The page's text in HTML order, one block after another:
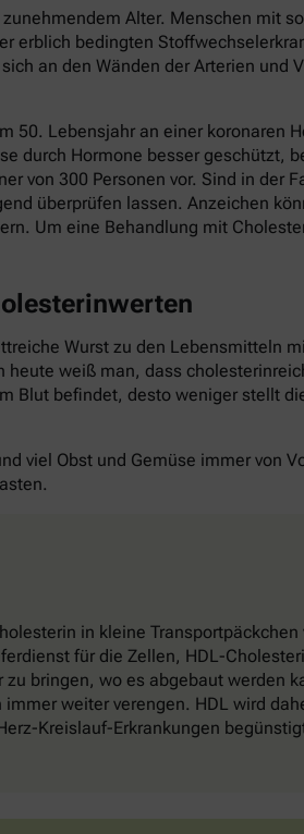
Alter. Menschen mit
erblich bedingten
an den Wänden der Arterien
50. Lebensjahr an einer koronaren
durch Hormone besser geschützt,
von 300 Personen vor. Sind in der
überprüfen lassen. Anzeichen
Um eine Behandlung mit
Wurst zu den Lebensmitteln
weiß man, dass
Blut befindet, desto weniger stellt
viel Obst und Gemüse immer von
in kleine
für die Zellen, HDL-
bringen, wo es abgebaut werden
weiter verengen. HDL wird
Kreislauf-Erkrankungen